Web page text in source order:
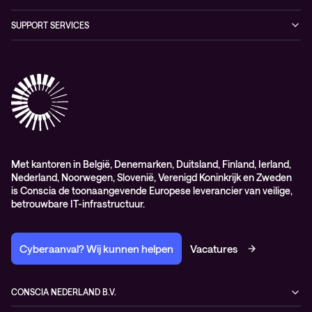
Digital Employee Experience
AdviesObservability: Consultancy
General Sales and Delivery Conditions (EN)
General Purchasing Conditions (EN)
SUPPORT SERVICES
Healthcare Services
Lifecycle
Service delivery platform (CNS)
Met kantoren in België, Denemarken, Duitsland, Finland, Ierland,
Nederland, Noorwegen, Slovenië, Verenigd Koninkrijk en Zweden
is Conscia de toonaangevende Europese leverancier van veilige,
betrouwbare IT-infrastructuur.
Cyberaanval? Wij kunnen helpen Vacatures
CONSCIA NEDERLAND B.V.